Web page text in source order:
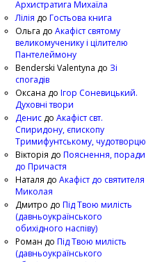
Архистратига Михаїла
Лілія до Гостьова книга
Ольга до Акафіст святому
великомученику і цілителю
Пантелеймону
Benderski Valentyna до Зі
спогадів
Оксана до Ігор Соневицький.
Духовні твори
Денис до Акафіст свт.
Спиридону, єпископу
Тримифунтському, чудотворцю
Вікторія до Пояснення, поради
до Причастя
Наталя до Акафіст до святителя
Миколая
Дмитро до Під Твою милість
(давньоукраїнського
обихідного наспіву)
Роман до Під Твою милість
(давньоукраїнського